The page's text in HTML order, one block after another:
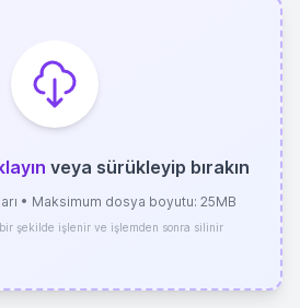
veya sürükleyip bırakın
• Maksimum dosya boyutu: 25MB
bir şekilde işlenir ve işlemden sonra silinir